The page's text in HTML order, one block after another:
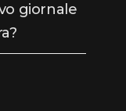
giornale